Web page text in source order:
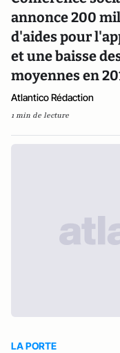
annonce 200
d'aides pour
et une baisse
moyennes en
Atlantico Rédaction
1 min de lecture
LA PORTE